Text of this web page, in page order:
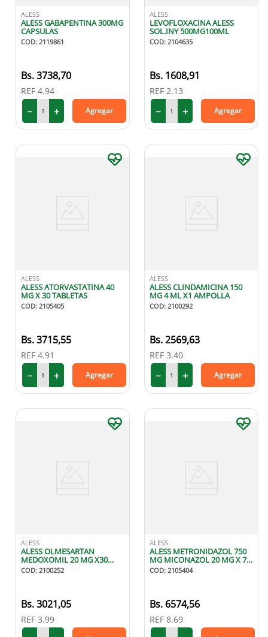
ALESS
ALESS GABAPENTINA 300MG
CAPSULAS
COD: 2119861
3738,70
REF 4.94
＋
－ Agregar
ALESS
LEVOFLOXACINA ALESS
SOL.INY 500MG100ML
COD: 2104635
1608,91
REF 2.13
＋
－ Agregar
ALESS
ALESS ATORVASTATINA 40
MG X 30 TABLETAS
COD: 2105405
3715,55
REF 4.91
＋
－ Agregar
ALESS
ALESS CLINDAMICINA 150
MG 4 ML X1 AMPOLLA
COD: 2100292
2569,63
REF 3.40
＋
－ Agregar
ALESS
ALESS OLMESARTAN
MEDOXOMIL 20 MG X30
TABLETAS
COD: 2100252
3021,05
REF 3.99
ALESS
ALESS METRONIDAZOL 750
MG MICONAZOL 20 MG X 7
OVULOS
COD: 2105404
6574,56
REF 8.69